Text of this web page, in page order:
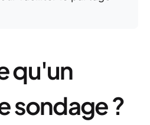
qu'un
sondage ?